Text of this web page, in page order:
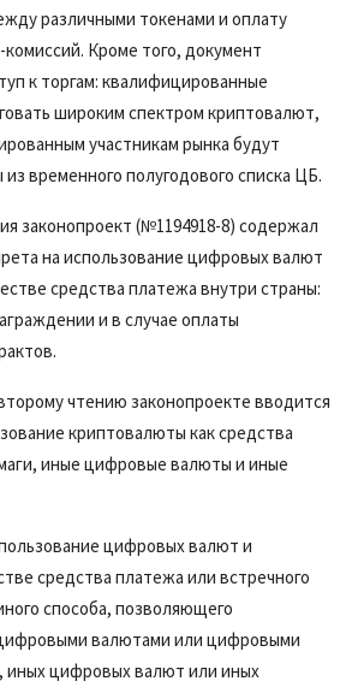
различными токенами и оплату
комиссий. Кроме того, документ
к торгам: квалифицированные
широким спектром криптовалют,
участникам рынка будут
временного полугодового списка ЦБ.
законопроект (№1194918-8) содержал
на использование цифровых валют
средства платежа внутри страны:
и в случае оплаты
чтению законопроекте вводится
криптовалюты как средства
иные цифровые валюты и иные
цифровых валют и
средства платежа или встречного
способа, позволяющего
валютами или цифровыми
иных цифровых валют или иных